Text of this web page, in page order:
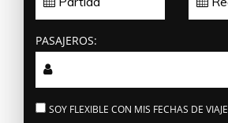
PASAJEROS:
SOY FLEXIBLE CON MIS FECHAS DE VIAJE